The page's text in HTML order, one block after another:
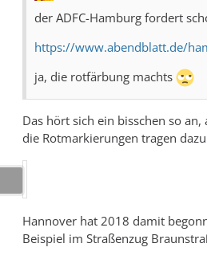
der ADFC-Hamburg fordert
https://www.abendblatt.de/
ja, die rotfärbung machts
Das hört sich ein bisschen so
die Rotmarkierungen tragen
Hannover hat 2018 damit
Beispiel im Straßenzug